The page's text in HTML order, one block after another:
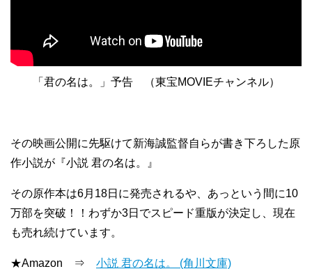
「君の名は。」予告 （東宝MOVIEチャンネル）
その映画公開に先駆けて新海誠監督自らが書き下ろした原
作小説が『小説 君の名は。』
その原作本は6月18日に発売されるや、あっという間に10
万部を突破！！わずか3日でスピード重版が決定し、現在
も売れ続けています。
★Amazon ⇒ 小説 君の名は。 (角川文庫)